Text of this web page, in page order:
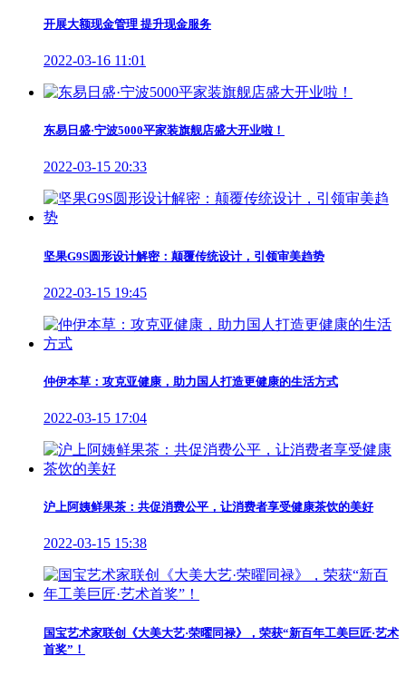
开展大额现金管理 提升现金服务
2022-03-16 11:01
东易日盛·宁波5000平家装旗舰店盛大开业啦！
2022-03-15 20:33
坚果G9S圆形设计解密：颠覆传统设计，引领审美趋势
2022-03-15 19:45
仲伊本草：攻克亚健康，助力国人打造更健康的生活方式
2022-03-15 17:04
沪上阿姨鲜果茶：共促消费公平，让消费者享受健康茶饮的美好
2022-03-15 15:38
国宝艺术家联创《大美大艺·荣曜同禄》，荣获“新百年工美巨匠·艺术
首奖”！